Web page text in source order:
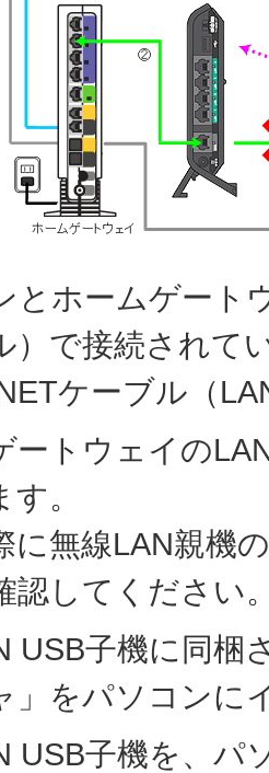
とホームゲート
）で接続されて
ケーブル（
ートウェイの
。
に無線LAN親機
認してください
USB子機に同梱
」をパソコンに
USB子機を、パ